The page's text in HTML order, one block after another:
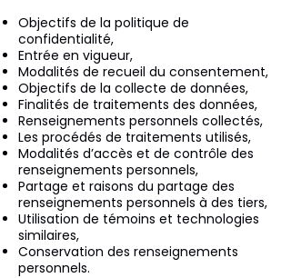
Objectifs de la politique de
confidentialité,
Entrée en vigueur,
Modalités de recueil du consentement,
Objectifs de la collecte de données,
Finalités de traitements des données,
Renseignements personnels collectés,
Les procédés de traitements utilisés,
Modalités d’accès et de contrôle des
renseignements personnels,
Partage et raisons du partage des
renseignements personnels à des tiers,
Utilisation de témoins et technologies
similaires,
Conservation des renseignements
personnels.